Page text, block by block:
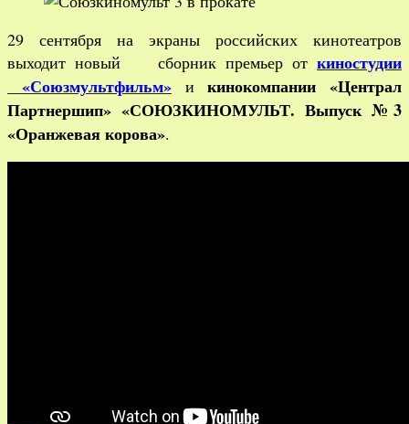
Выпуск
№3
«Оранжевая
корова»
прокате
29 сентября на экраны российских кинотеатров
выходит новый сборник премьер от киностудии
«Союзмультфильм»икинокомпании «Централ
Партнершип» «СОЮЗКИНОМУЛЬТ. Выпуск №3
«Оранжевая корова».